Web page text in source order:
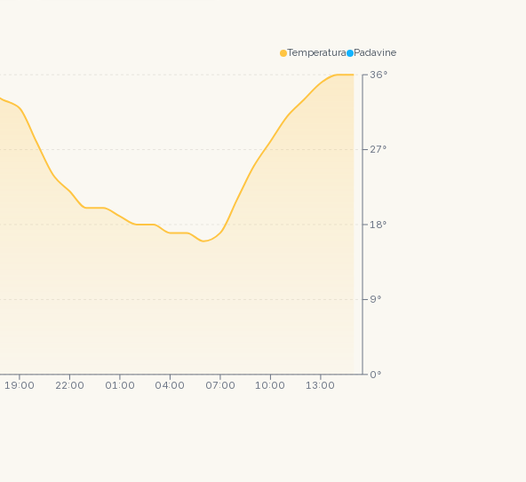
Temperatura Padavine
19:00 22:00 01:00 04:00 07:00 10:00 13:00
0°
9°
18°
27°
36°